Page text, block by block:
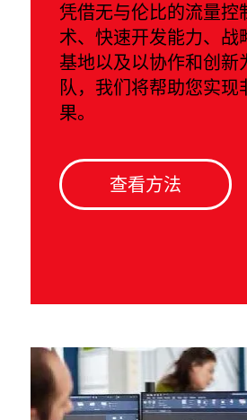
凭借无与伦比的流量控
术、快速开发能力、战
基地以及以协作和创新
队，我们将帮助您实现
果。
查看方法